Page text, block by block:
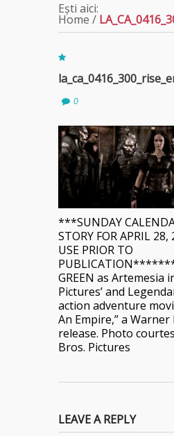
Ești aici:
Home /
0
***SUNDAY
STORY FOR APRIL
USE PRIOR TO
GREEN as Artemesia
Pictures’ and
action adventure
An Empire,” a
release. Photo
Bros. Pictures
LEAVE A REPLY